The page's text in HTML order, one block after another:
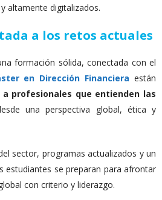
altamente digitalizados.
a los retos actuales
formación sólida, conectada con el
en Dirección Financiera están
a profesionales que entienden las
una perspectiva global, ética y
sector, programas actualizados y un
estudiantes se preparan para afrontar
con criterio y liderazgo.